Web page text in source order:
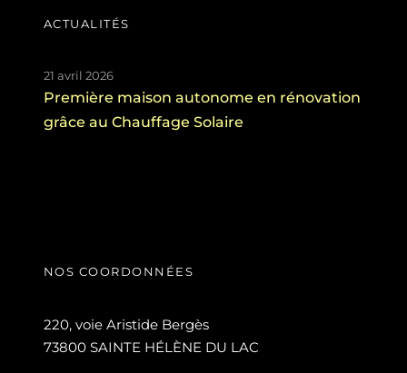
ACTUALITÉS
21 avril 2026
Première maison autonome en rénovation
grâce au Chauffage Solaire
NOS COORDONNÉES
220, voie Aristide Bergès
73800 SAINTE HÉLÈNE DU LAC